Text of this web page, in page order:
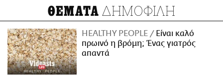
ΘΕΜΑΤΑ ΔΗΜΟΦΙΛΗ
HEALTHY PEOPLE
Είναι καλό
πρωινό η βρόμη; Ένας γιατρός
απαντά